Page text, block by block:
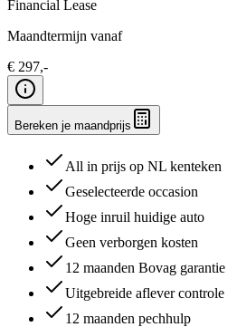
Financial Lease
Maandtermijn vanaf
€ 297,-
Bereken je maandprijs
All in prijs op NL kenteken
Geselecteerde occasion
Hoge inruil huidige auto
Geen verborgen kosten
12 maanden Bovag garantie
Uitgebreide aflever controle
12 maanden pechhulp